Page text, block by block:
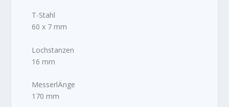
T-Stahl
60 x 7 mm
Lochstanzen
16 mm
MesserlÄnge
170 mm